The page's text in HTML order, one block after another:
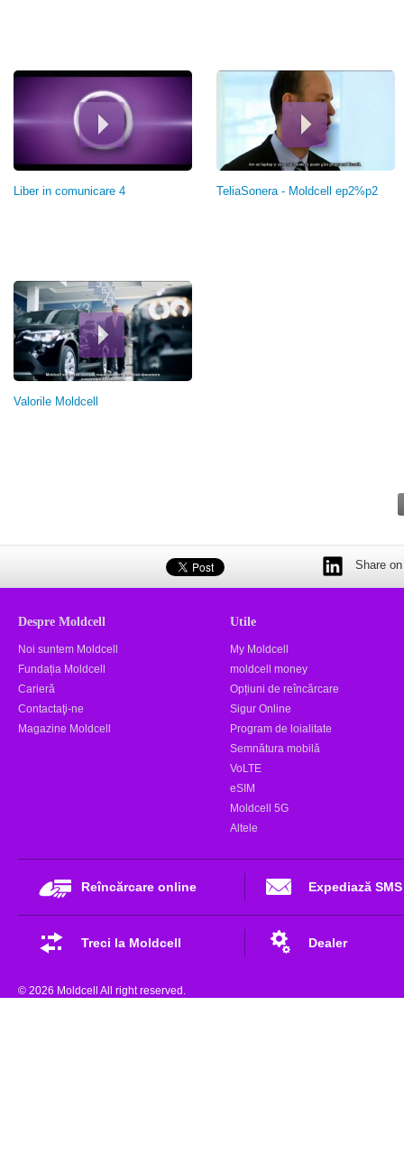
Liber in comunicare 4 TeliaSonera - Moldcell ep2%p2
Valorile Moldcell
Share
Despre Moldcell
Noi suntem Moldcell
Fundația Moldcell
Carieră
Contactaţi-ne
Magazine Moldcell
Utile
My Moldcell
moldcell money
Opțiuni de reîncărcare
Sigur Online
Program de loialitate
Semnătura mobilă
VoLTE
eSIM
Moldcell 5G
Altele
Reîncărcare online Expediază SMS
Treci la Moldcell Dealer
© 2026 Moldcell All right reserved.